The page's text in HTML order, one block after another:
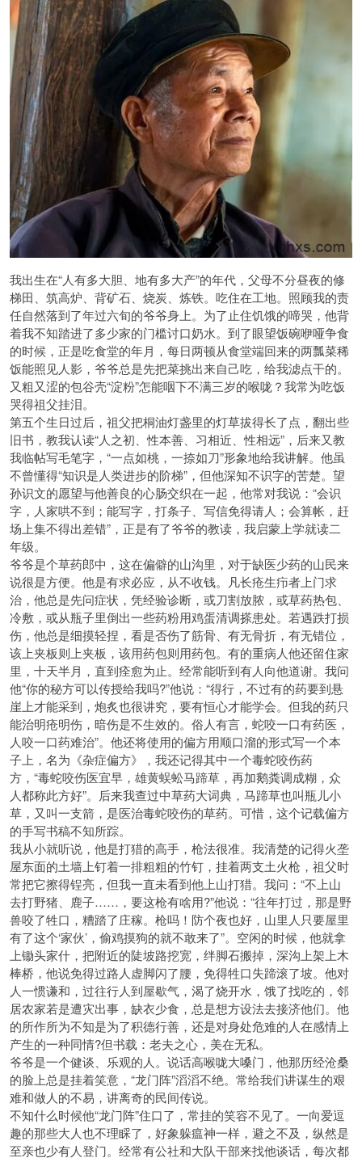
我出生在“人有多大胆、地有多大产”的年代，父母不分昼夜的修
梯田、筑高炉、背矿石、烧炭、炼铁。吃住在工地。照顾我的责
任自然落到了年过六旬的爷爷身上。为了止住饥饿的啼哭，他背
着我不知踏进了多少家的门槛讨口奶水。到了眼望饭碗咿哑争食
的时候，正是吃食堂的年月，每日两顿从食堂端回来的两瓢菜稀
饭能照见人影，爷爷总是先把菜挑出来自己吃，给我滤点干的。
又粗又涩的包谷壳“淀粉”怎能咽下不满三岁的喉咙？我常为吃饭
哭得祖父挂泪。
第五个生日过后，祖父把桐油灯盏里的灯草拔得长了点，翻出些
旧书，教我认读“人之初、性本善、习相近、性相远”，后来又教
我临帖写毛笔字，“一点如桃，一捺如刀”形象地给我讲解。他虽
不曾懂得“知识是人类进步的阶梯”，但他深知不识字的苦楚。望
孙识文的愿望与他善良的心肠交织在一起，他常对我说：“会识
字，人家哄不到；能写字，打条子、写信免得请人；会算帐，赶
场上集不得出差错”，正是有了爷爷的教读，我启蒙上学就读二
年级。
爷爷是个草药郎中，这在偏僻的山沟里，对于缺医少药的山民来
说很是方便。他是有求必应，从不收钱。凡长疮生疖者上门求
治，他总是先问症状，凭经验诊断，或刀割放脓，或草药热包、
冷敷，或从瓶子里倒出一些药粉用鸡蛋清调搽患处。若遇跌打损
伤，他总是细摸轻捏，看是否伤了筋骨、有无骨折，有无错位，
该上夹板则上夹板，该用药包则用药包。有的重病人他还留住家
里，十天半月，直到痊愈为止。经常能听到有人向他道谢。我问
他“你的秘方可以传授给我吗?”他说：“得行，不过有的药要到悬
崖上才能采到，炮炙也很讲究，要有恒心才能学会。但我的药只
能治明疮明伤，暗伤是不生效的。俗人有言，蛇咬一口有药医，
人咬一口药难治”。他还将使用的偏方用顺口溜的形式写一个本
子上，名为《杂症偏方》，我还记得其中一个毒蛇咬伤药
方，“毒蛇咬伤医宜早，雄黄蜈蚣马蹄草，再加鹅粪调成糊，众
人都称此方好”。后来我查过中草药大词典，马蹄草也叫瓶儿小
草，又叫一支箭，是医治毒蛇咬伤的草药。可惜，这个记载偏方
的手写书稿不知所踪。
我从小就听说，他是打猎的高手，枪法很准。我清楚的记得火垄
屋东面的土墙上钉着一排粗粗的竹钉，挂着两支土火枪，祖父时
常把它擦得锃亮，但我一直未看到他上山打猎。我问：“不上山
去打野猪、鹿子……，要这枪有啥用?”他说：“往年打过，那是野
兽咬了牲口，糟踏了庄稼。枪吗！防个夜也好，山里人只要屋里
有了这个‘家伙’，偷鸡摸狗的就不敢来了”。空闲的时候，他就拿
上锄头家什，把附近的陡坡路挖宽，绊脚石搬掉，深沟上架上木
棒桥，他说免得过路人虚脚闪了腰，免得牲口失蹄滚了坡。他对
人一惯谦和，过往行人到屋歇气，渴了烧开水，饿了找吃的，邻
居农家若是遭灾出事，缺衣少食，总是想方设法去接济他们。他
的所作所为不知是为了积德行善，还是对身处危难的人在感情上
产生的一种同情?但书载：老夫之心，美在无私。
爷爷是一个健谈、乐观的人。说话高喉咙大嗓门，他那历经沧桑
的脸上总是挂着笑意，“龙门阵”滔滔不绝。常给我们讲谋生的艰
难和做人的不易，讲离奇的民间传说。
不知什么时候他“龙门阵”住口了，常挂的笑容不见了。一向爱逗
趣的那些大人也不理睬了，好象躲瘟神一样，避之不及，纵然是
至亲也少有人登门。经常有公社和大队干部来找他谈话，每次都